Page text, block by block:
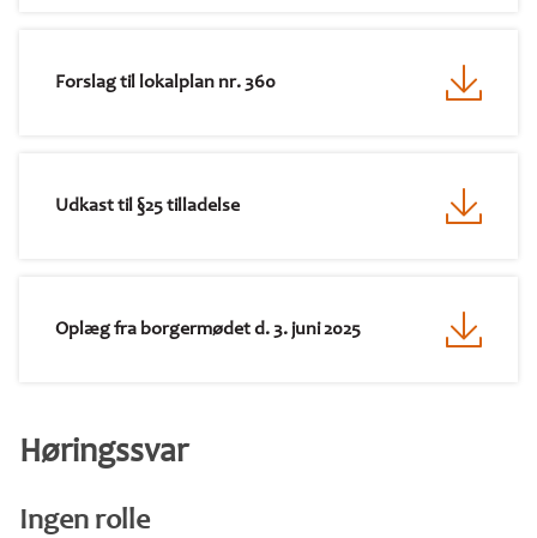
Forslag til lokalplan nr. 360
Udkast til §25 tilladelse
Oplæg fra borgermødet d. 3. juni 2025
Høringssvar
Ingen rolle